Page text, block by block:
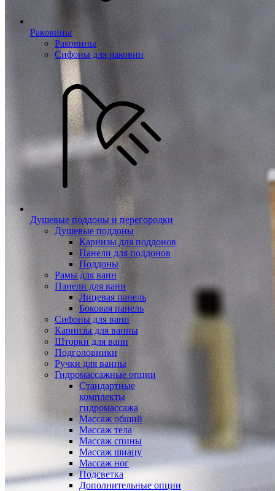
Раковины
Раковины
Сифоны для раковин
Душевые поддоны и перегородки
Душевые поддоны
Карнизы для поддонов
Панели для поддонов
Поддоны
Рамы для ванн
Панели для ванн
Лицевая панель
Боковая панель
Сифоны для ванн
Карнизы для ванны
Шторки для ванн
Подголовники
Ручки для ванны
Гидромассажные опции
Стандартные
комплекты
гидромассажа
Массаж общий
Массаж тела
Массаж спины
Массаж шиацу
Массаж ног
Подсветка
Дополнительные опции